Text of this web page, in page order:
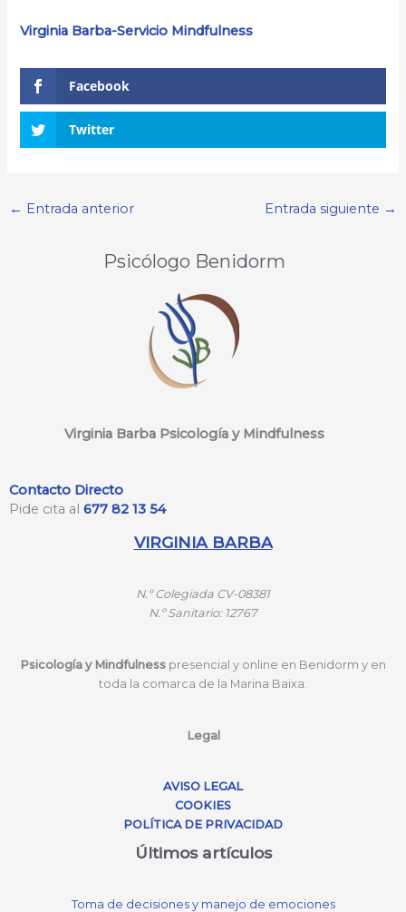
Virginia Barba-Servicio Mindfulness
Facebook
Twitter
← Entrada anterior Entrada siguiente →
Psicólogo Benidorm
Virginia Barba Psicología y Mindfulness
Contacto Directo
Pide cita al 677 82 13 54
VIRGINIA BARBA
N.º Colegiada CV-08381
N.ºSanitario: 12767
Psicología y Mindfulness presencial y online en Benidorm y en
toda la comarca de la Marina Baixa.
Legal
AVISO LEGAL
COOKIES
POLÍTICA DE PRIVACIDAD
Últimos artículos
Toma de decisiones y manejo de emociones